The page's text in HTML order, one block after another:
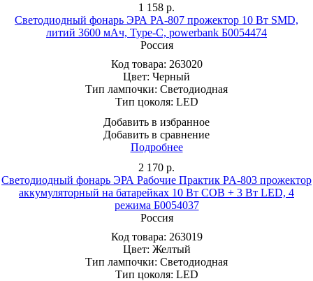
1 158 р.
Светодиодный фонарь ЭРА PA-807 прожектор 10 Вт SMD,
литий 3600 мАч, Type-C, powerbank Б0054474
Россия
Код товара: 263020
Цвет: Черный
Тип лампочки: Светодиодная
Тип цоколя: LED
Добавить в избранное
Добавить в сравнение
Подробнее
2 170 р.
Светодиодный фонарь ЭРА Рабочие Практик PA-803 прожектор
аккумуляторный на батарейках 10 Вт COB + 3 Вт LED, 4
режима Б0054037
Россия
Код товара: 263019
Цвет: Желтый
Тип лампочки: Светодиодная
Тип цоколя: LED